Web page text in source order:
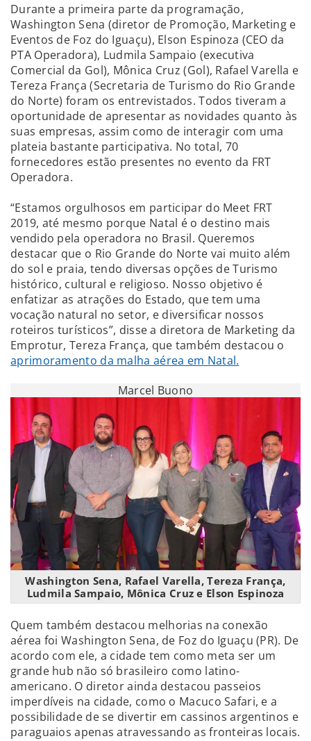
Durante a primeira parte da programação,
Washington Sena (diretor de Promoção, Marketing e
Eventos de Foz do Iguaçu), Elson Espinoza (CEO da
PTA Operadora), Ludmila Sampaio (executiva
Comercial da Gol), Mônica Cruz (Gol), Rafael Varella e
Tereza França (Secretaria de Turismo do Rio Grande
do Norte) foram os entrevistados. Todos tiveram a
oportunidade de apresentar as novidades quanto às
suas empresas, assim como de interagir com uma
plateia bastante participativa. No total, 70
fornecedores estão presentes no evento da FRT
Operadora.
“Estamos orgulhosos em participar do Meet FRT
2019, até mesmo porque Natal é o destino mais
vendido pela operadora no Brasil. Queremos
destacar que o Rio Grande do Norte vai muito além
do sol e praia, tendo diversas opções de Turismo
histórico, cultural e religioso. Nosso objetivo é
enfatizar as atrações do Estado, que tem uma
vocação natural no setor, e diversificar nossos
roteiros turísticos”, disse a diretora de Marketing da
Emprotur, Tereza França, que também destacou o
aprimoramento da malha aérea em Natal.
Marcel Buono
Washington Sena, Rafael Varella, Tereza França,
Ludmila Sampaio, Mônica Cruz e Elson Espinoza
Quem também destacou melhorias na conexão
aérea foi Washington Sena, de Foz do Iguaçu (PR). De
acordo com ele, a cidade tem como meta ser um
grande hub não só brasileiro como latino-
americano. O diretor ainda destacou passeios
imperdíveis na cidade, como o Macuco Safari, e a
possibilidade de se divertir em cassinos argentinos e
paraguaios apenas atravessando as fronteiras locais.